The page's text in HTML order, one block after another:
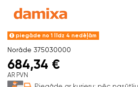
piegāde no 1 līdz 4 nedēļām
Norāde 375030000
684,34 €
AR PVN